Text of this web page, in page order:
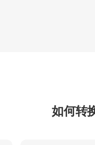
如何转